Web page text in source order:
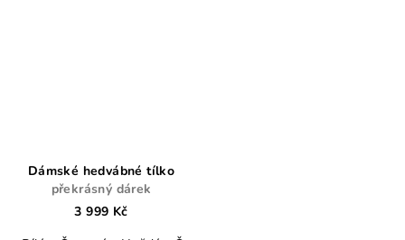
Dámské hedvábné tílko
překrásný dárek
3 999 Kč